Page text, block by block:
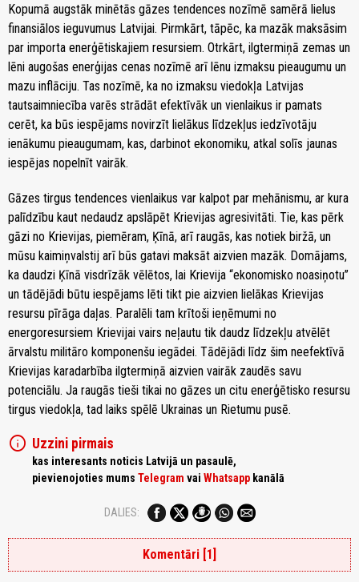
Kopumā augstāk minētās gāzes tendences nozīmē samērā lielus
finansiālos ieguvumus Latvijai. Pirmkārt, tāpēc, ka mazāk maksāsim
par importa enerģētiskajiem resursiem. Otrkārt, ilgtermiņā zemas un
lēni augošas enerģijas cenas nozīmē arī lēnu izmaksu pieaugumu un
mazu inflāciju. Tas nozīmē, ka no izmaksu viedokļa Latvijas
tautsaimniecība varēs strādāt efektīvāk un vienlaikus ir pamats
cerēt, ka būs iespējams novirzīt lielākus līdzekļus iedzīvotāju
ienākumu pieaugumam, kas, darbinot ekonomiku, atkal solīs jaunas
iespējas nopelnīt vairāk.
Gāzes tirgus tendences vienlaikus var kalpot par mehānismu, ar kura
palīdzību kaut nedaudz apslāpēt Krievijas agresivitāti. Tie, kas pērk
gāzi no Krievijas, piemēram, Ķīnā, arī raugās, kas notiek biržā, un
mūsu kaimiņvalstij arī būs gatavi maksāt aizvien mazāk. Domājams,
ka daudzi Ķīnā visdrīzāk vēlētos, lai Krievija “ekonomisko noasiņotu”
un tādējādi būtu iespējams lēti tikt pie aizvien lielākas Krievijas
resursu pīrāga daļas. Paralēli tam krītoši ieņēmumi no
energoresursiem Krievijai vairs neļautu tik daudz līdzekļu atvēlēt
ārvalstu militāro komponenšu iegādei. Tādējādi līdz šim neefektīvā
Krievijas karadarbība ilgtermiņā aizvien vairāk zaudēs savu
potenciālu. Ja raugās tieši tikai no gāzes un citu enerģētisko resursu
tirgus viedokļa, tad laiks spēlē Ukrainas un Rietumu pusē.
info Uzzini pirmais
kas interesants noticis Latvijā un pasaulē,
pievienojoties mums Telegram vai Whatsapp kanālā
DALIES:
Komentāri [1]